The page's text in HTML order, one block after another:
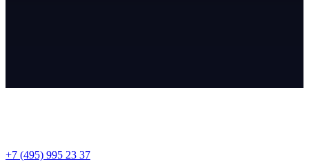
+7 (495) 995 23 37